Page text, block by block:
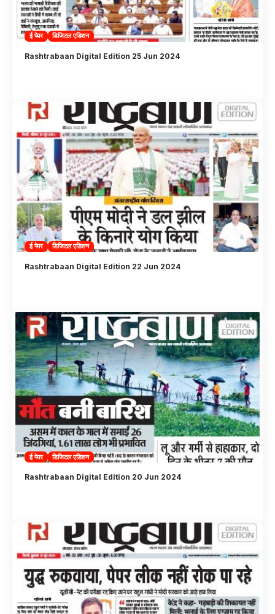
ई पेपर डिजिटल एडिशन
Rashtrabaan Digital Edition 25 Jun 2024
ई पेपर डिजिटल एडिशन
Rashtrabaan Digital Edition 22 Jun 2024
ई पेपर डिजिटल एडिशन
Rashtrabaan Digital Edition 20 Jun 2024